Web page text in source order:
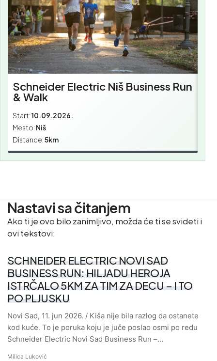
Schneider Electric Niš Business Run
& Walk
Start:10.09.2026.
Mesto: Niš
Distance:5km
Nastavi sa čitanjem
Ako ti je ovo bilo zanimljivo, možda će ti se svideti i
ovi tekstovi:
SCHNEIDER ELECTRIC NOVI SAD
BUSINESS RUN: HILJADU HEROJA
ISTRČALO 5KM ZA TIM ZA DECU – I TO
PO PLJUSKU
Novi Sad, 11. jun 2026. / Kiša nije bila razlog da ostanete
kod kuće. To je poruka koju je juče poslao osmi po redu
Schneider Electric Novi Sad Business Run –…
Milica Luković